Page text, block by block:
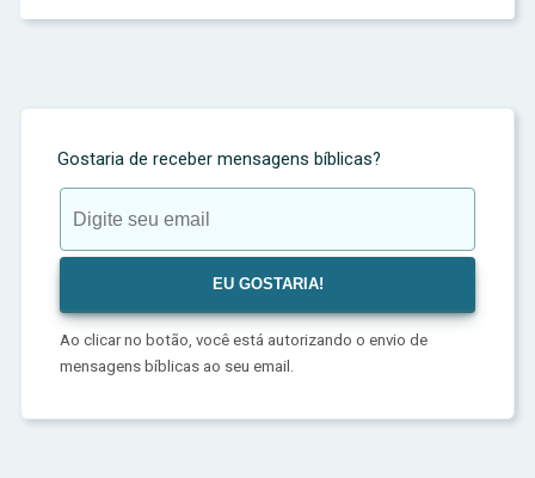
Gostaria de receber mensagens bíblicas?
Ao clicar no botão, você está autorizando o envio de
mensagens bíblicas ao seu email.